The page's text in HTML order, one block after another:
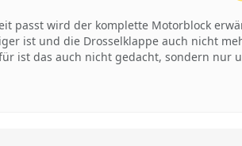
passt wird der komplette Motorblock
ist und die Drosselklappe auch nicht
ist das auch nicht gedacht, sondern nur